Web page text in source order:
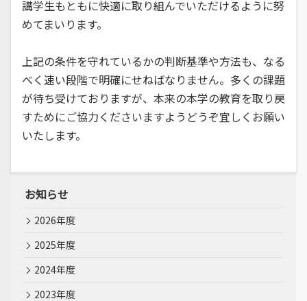
講学生もともに快適に取り組んでいただけるように努
めてまいります。
上記の条件を守れているかの判断基準や方法も、なる
べく速い段階で明確にせねばなりません。多くの課題
が待ち受けておりますが、本来の本学の教育を取り戻
すためにご協力くださいますようどうぞ宜しくお願い
いたします。
お知らせ
2026年度
2025年度
2024年度
2023年度